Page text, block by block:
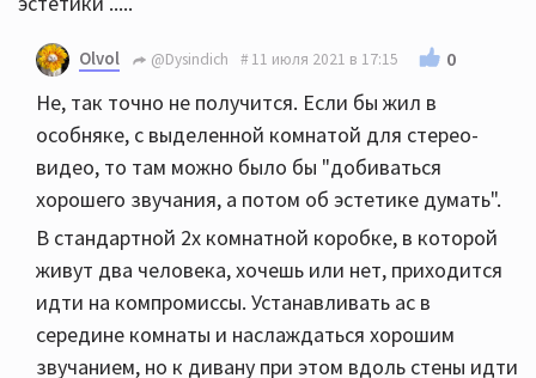
Olvol @Dysindich 11 июля 2021 в 17:15 0
Не, так точно не получится. Если бы жил в
особняке, с выделенной комнатой для стерео-
видео, то там можно было бы "добиваться
хорошего звучания, а потом об эстетике думать".
В стандартной 2х комнатной коробке, в которой
живут два человека, хочешь или нет, приходится
идти на компромиссы. Устанавливать ас в
середине комнаты и наслаждаться хорошим
звучанием, но к дивану при этом вдоль стены идти